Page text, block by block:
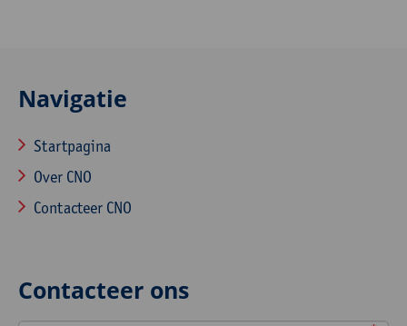
Navigatie
Startpagina
Over CNO
Contacteer CNO
Contacteer ons